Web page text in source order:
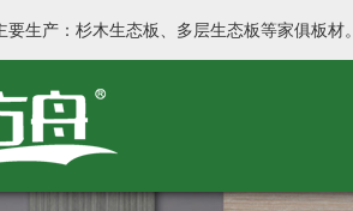
生产：杉木生态板、多层生态板等家俱板材。